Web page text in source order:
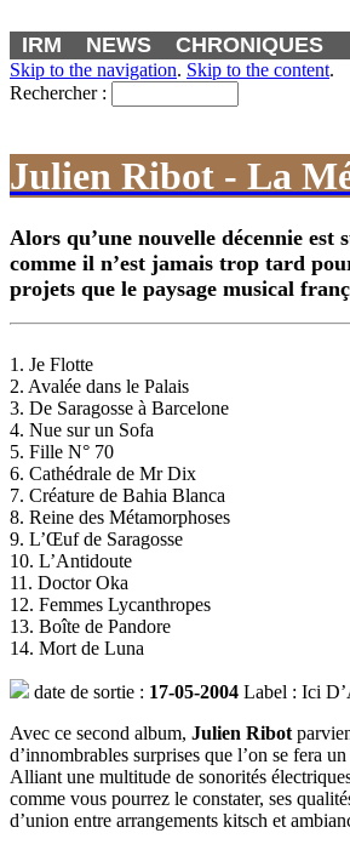
IRM NEWS CHRONIQUES
Skip to the navigation. Skip to the content.
Rechercher :
Julien Ribot - La
Alors qu’une nouvelle décennie
comme il n’est jamais trop tard
projets que le paysage musical
1. Je Flotte
2. Avalée dans le Palais
3. De Saragosse à Barcelone
4. Nue sur un Sofa
5. Fille N° 70
6. Cathédrale de Mr Dix
7. Créature de Bahia Blanca
8. Reine des Métamorphoses
9. L’Œuf de Saragosse
10. L’Antidoute
11. Doctor Oka
12. Femmes Lycanthropes
13. Boîte de Pandore
14. Mort de Luna
date de sortie : 17-05-2004 Label : Ici
Avec ce second album, Julien Ribot
d’innombrables surprises que l’on se fera
Alliant une multitude de sonorités
comme vous pourrez le constater, ses
d’union entre arrangements kitsch et